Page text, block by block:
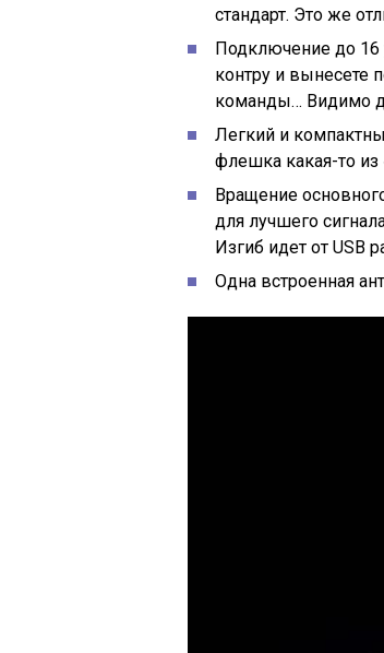
стандарт. Это же
Подключение до 16
контру и вынесете
команды… Видимо
Легкий и
флешка какая-то из
Вращение
для лучшего
Изгиб идет от USB
Одна встроенная